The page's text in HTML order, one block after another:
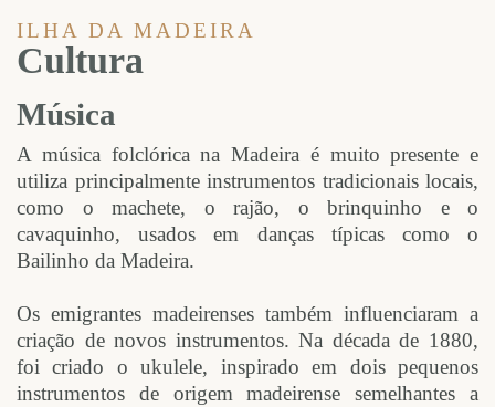
ILHA DA MADEIRA
Cultura
Música
A música folclórica na Madeira é muito presente e
utiliza principalmente instrumentos tradicionais locais,
como o machete, o rajão, o brinquinho e o
cavaquinho, usados em danças típicas como o
Bailinho da Madeira.
Os emigrantes madeirenses também influenciaram a
criação de novos instrumentos. Na década de 1880,
foi criado o ukulele, inspirado em dois pequenos
instrumentos de origem madeirense semelhantes a